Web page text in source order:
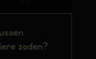
zaden?